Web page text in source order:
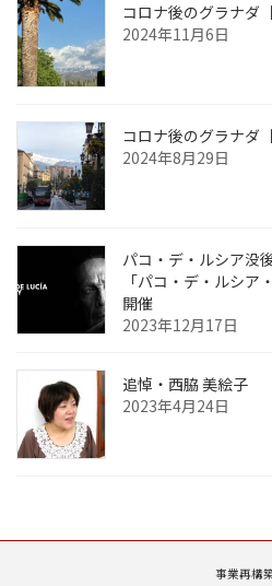
コロナ後のグラナダ
2024年11月6日
コロナ後のグラナダ
2024年8月29日
パコ・デ・ルシア没
「パコ・デ・ルシア
開催
2023年12月17日
追悼・西脇 美絵子
2023年4月24日
事業再構